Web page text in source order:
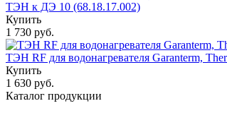
ТЭН к ДЭ 10 (68.18.17.002)
Купить
1 730 руб.
ТЭН RF для водонагревателя Garanterm,
Купить
1 630 руб.
Каталог продукции